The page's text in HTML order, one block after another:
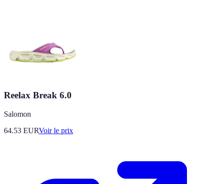
Reelax Break 6.0
Salomon
64.53 EURVoir le prix